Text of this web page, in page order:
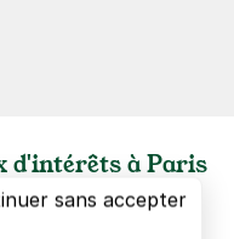
d'intérêts à Paris
sans accepter